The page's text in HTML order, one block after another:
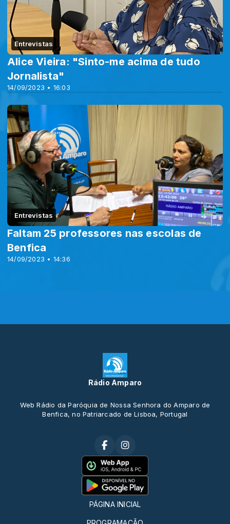
Entrevistas
14/09/2023 • 16:03
Alice Vieira: "Sinto-me acima de tudo
Jornalista"
Entrevistas
14/09/2023 • 14:36
Faltam 25 professores nas escolas de
Benfica
Rádio Amparo
Web Rádio da Paróquia de Nossa Senhora do Amparo de
Benfica, no Patriarcado de Lisboa, Portugal
PÁGINA INICIAL